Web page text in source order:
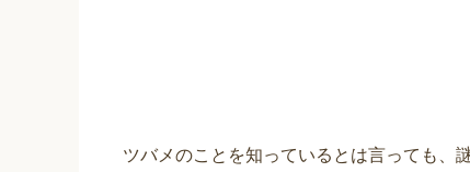
ツバメのことを知っているとは言っても、